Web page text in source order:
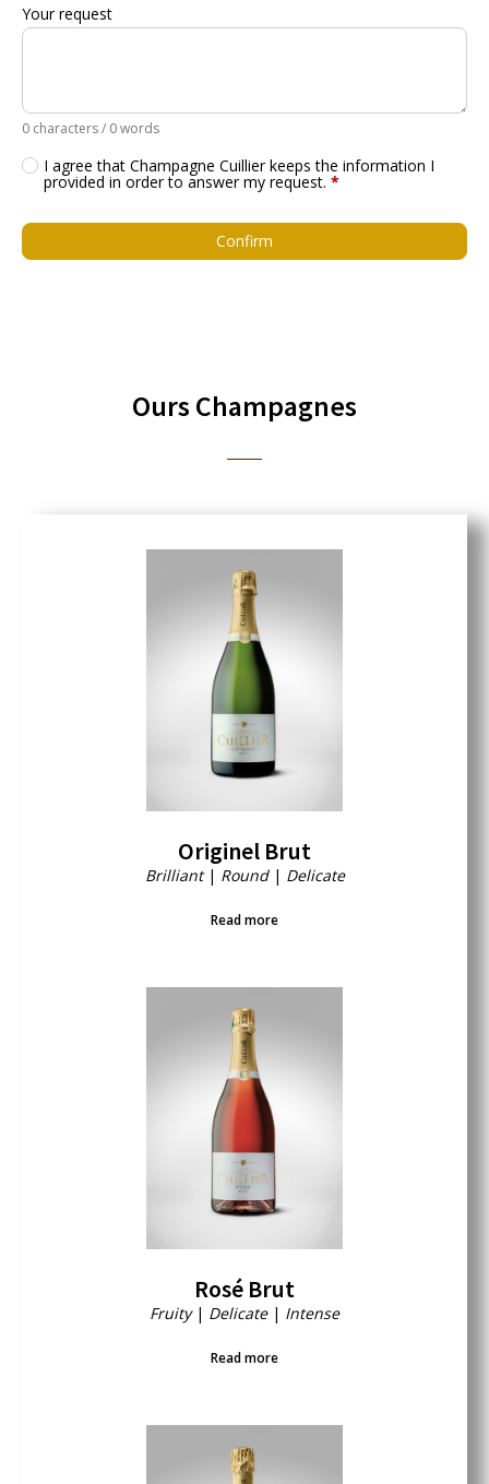
Your request
0 characters / 0 words
I agree that Champagne Cuillier keeps the information I
provided in order to answer my request. *
Confirm
Ours Champagnes
Originel Brut
Brilliant | Round | Delicate
Read more
Rosé Brut
Fruity | Delicate | Intense
Read more